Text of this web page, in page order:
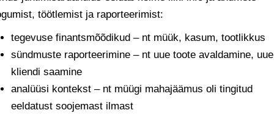
töötlemist ja raporteerimist:
tegevuse finantsmõõdikud – nt müük, kasum, tootlikkus
sündmuste raporteerimine – nt uue toote avaldamine, uue
kliendi saamine
analüüsi kontekst – nt müügi mahajäämus oli tingitud
eeldatust soojemast ilmast